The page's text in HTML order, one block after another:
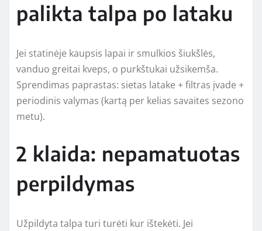
palikta talpa po lataku
Jei statinėje kaupsis lapai ir smulkios šiukšlės,
vanduo greitai kveps, o purkštukai užsikemša.
Sprendimas paprastas: sietas latake + filtras įvade +
periodinis valymas (kartą per kelias savaites sezono
metu).
2 klaida: nepamatuotas
perpildymas
Užpildyta talpa turi turėti kur ištekėti. Jei